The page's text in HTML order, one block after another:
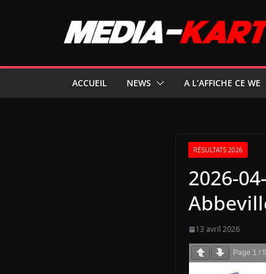
ACCUEIL NEWS A L’AFFICHE CE WE
RÉSULTATS 2026
2026-
13 avril 2026
Page 1 / 5